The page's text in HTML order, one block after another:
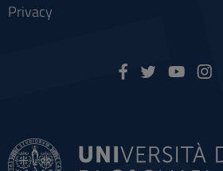
Privacy